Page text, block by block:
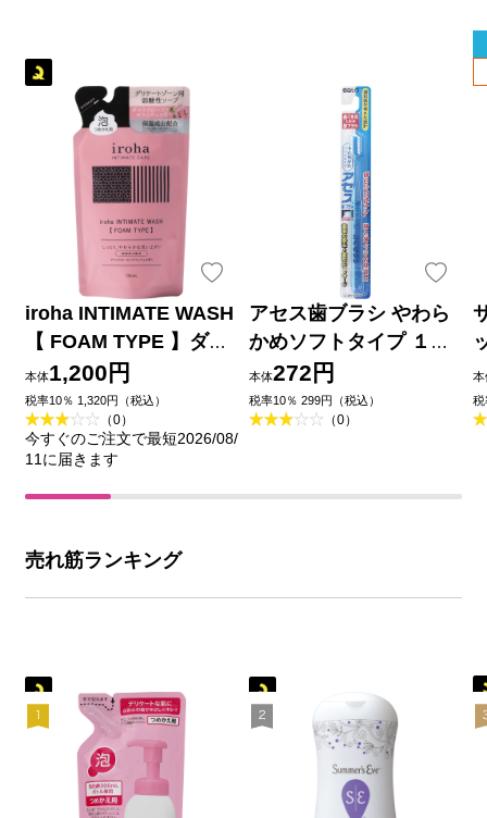
iroha INTIMATE WASH
【 FOAM TYPE 】ダマ
スクローズとゼラニウ
ムの香り 詰め替え用 １
３５ｍＬ 典雅
本体1,200円
税率10％ 1,320円（税込）
（0）
今すぐのご注文で最短2026/08/
11に届きます
アセス歯ブラシ やわら
かめソフトタイプ １本
佐藤製薬
本体272円
税率10％ 299円（税込）
（0）
本
税
売れ筋ランキング